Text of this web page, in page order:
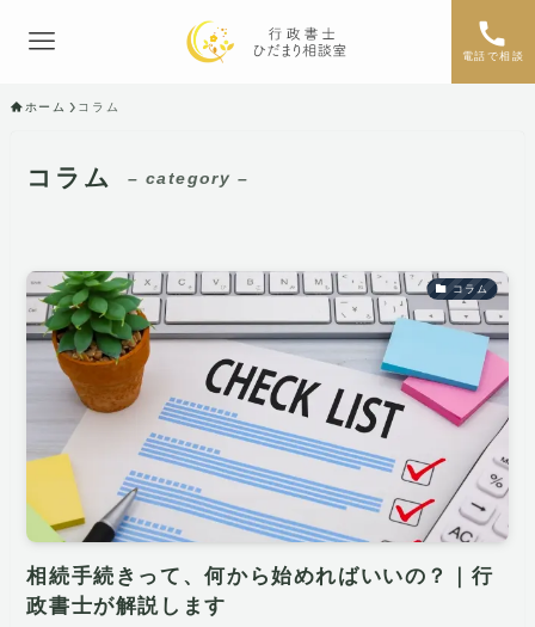
電話で相談
ホーム コラム
コラム – category –
コラム
相続手続きって、何から始めればいいの？｜行
政書士が解説します